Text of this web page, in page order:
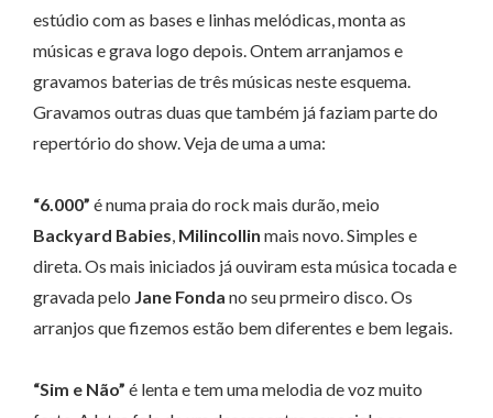
estúdio com as bases e linhas melódicas, monta as
músicas e grava logo depois. Ontem arranjamos e
gravamos baterias de três músicas neste esquema.
Gravamos outras duas que também já faziam parte do
repertório do show. Veja de uma a uma:
“6.000” é numa praia do rock mais durão, meio
Backyard Babies, Milincollin mais novo. Simples e
direta. Os mais iniciados já ouviram esta música tocada e
gravada pelo Jane Fonda no seu prmeiro disco. Os
arranjos que fizemos estão bem diferentes e bem legais.
“Sim e Não” é lenta e tem uma melodia de voz muito